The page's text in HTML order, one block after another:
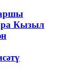
Кызыл